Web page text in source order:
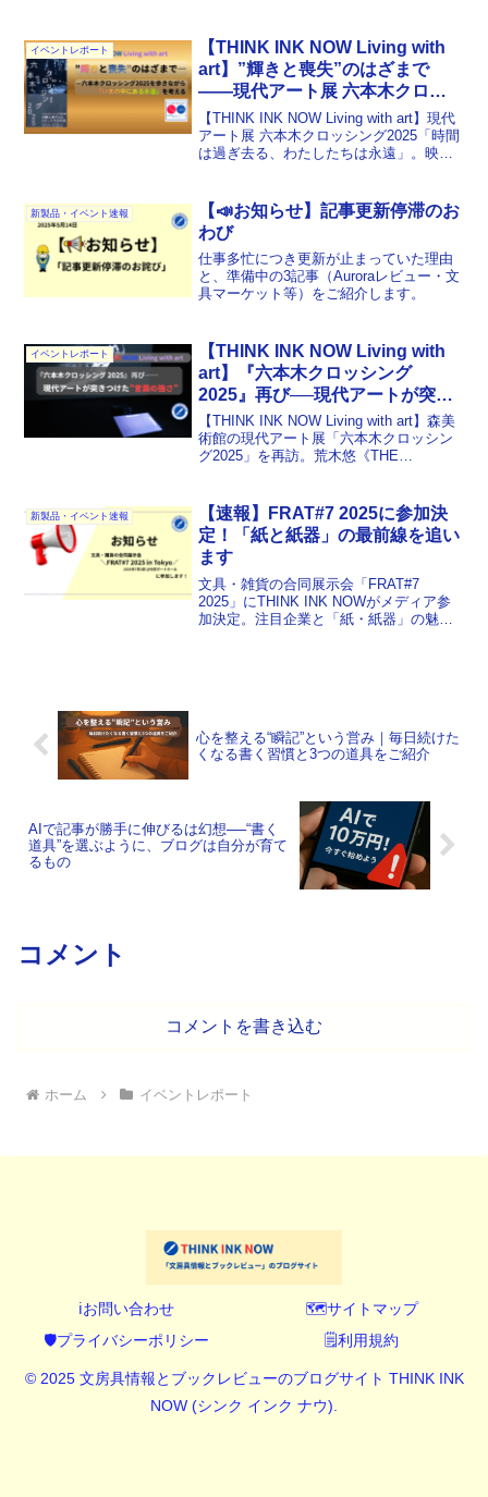
イベントレポート
【THINK INK NOW Living with
art】”輝きと喪失”のはざまで
——現代アート展 六本木クロッ
シング2025を歩きながら「いま
の中にある永遠」を考える
【THINK INK NOW Living with art】現代
アート展 六本木クロッシング2025「時間
は過ぎ去る、わたしたちは永遠」。映像
セイです。喪失と輝きのはざまで、生き
ることの意味を見つめ直しました。
新製品・イベント速報
【📣お知らせ】記事更新停滞のお
わび
仕事多忙につき更新が止まっていた理由
と、準備中の3記事（Auroraレビュー・文
具マーケット等）をご紹介します。
イベントレポート
【THINK INK NOW Living with
art】『六本木クロッシング
2025』再び──現代アートが突き
つけた”言葉の強さ”
【THINK INK NOW Living with art】森美
術館の現代アート展「六本木クロッシン
グ2025」を再訪。荒木悠《THE
的鑑賞エッセイ。
新製品・イベント速報
【速報】FRAT#7 2025に参加決
定！「紙と紙器」の最前線を追い
ます
文具・雑貨の合同展示会「FRAT#7
2025」にTHINK INK NOWがメディア参
加決定。注目企業と「紙・紙器」の魅力
心を整える“瞬記”という営み｜毎日続けた
くなる書く習慣と3つの道具をご紹介
AIで記事が勝手に伸びるは幻想──“書く
道具”を選ぶように、ブログは自分が育て
るもの
コメント
コメントを書き込む
ホーム イベントレポート
ℹ️お問い合わせ
🗺️サイトマップ
🛡️プライバシーポリシー
🗒️利用規約
© 2025 文房具情報とブックレビューのブログサイト THINK INK
NOW (シンク インク ナウ).